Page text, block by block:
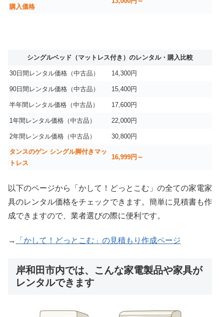
購入価格
シングルベッド（マットレス付き）のレンタル・購入比較
30日間レンタル価格（中古品） 14,300円
90日間レンタル価格（中古品） 15,400円
半年間レンタル価格（中古品） 17,600円
1年間レンタル価格（中古品） 22,000円
2年間レンタル価格（中古品） 30,800円
タンスのゲン シングル脚付きマッ
トレス
16,999円～
以下のページから「かして！どっとこむ」の全ての家電家
具のレンタル価格をチェックできます。簡単に見積書も作
成できますので、業者選びの際に便利です。
→ 「かして！どっとこむ」の見積もり作成ページ
岸和田市内では、こんな家電製品や家具が
レンタルできます